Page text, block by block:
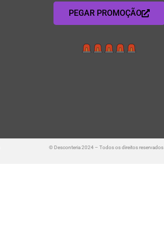
PEGAR PROMOÇÃO
© Desconteria 2024 – Todos os direitos reservados